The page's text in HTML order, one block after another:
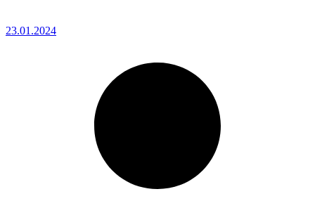
23.01.2024